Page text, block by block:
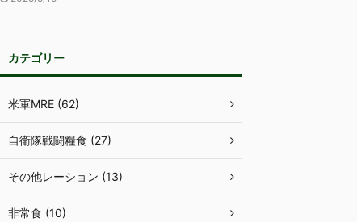
カテゴリー
米軍MRE (62)
自衛隊戦闘糧食 (27)
その他レーション (13)
非常食 (10)